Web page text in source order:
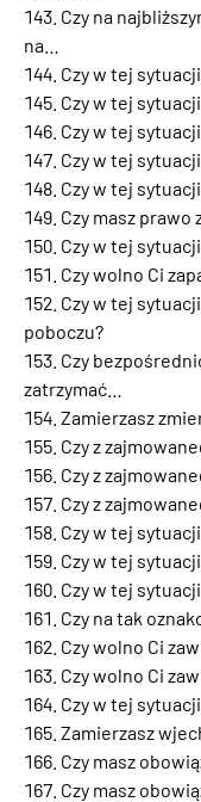
Czy na
na…
Czy w tej
Czy w tej
Czy w tej
Czy w tej
Czy w tej
Czy masz prawo
Czy w tej
Czy wolno Ci
Czy w tej
poboczu?
Czy
zatrzymać…
Zamierzasz
Czy z
Czy z
Czy z
Czy w tej
Czy w tej
Czy w tej
Czy na tak
Czy wolno Ci
Czy wolno Ci
Czy w tej
Zamierzasz
Czy masz
Czy masz